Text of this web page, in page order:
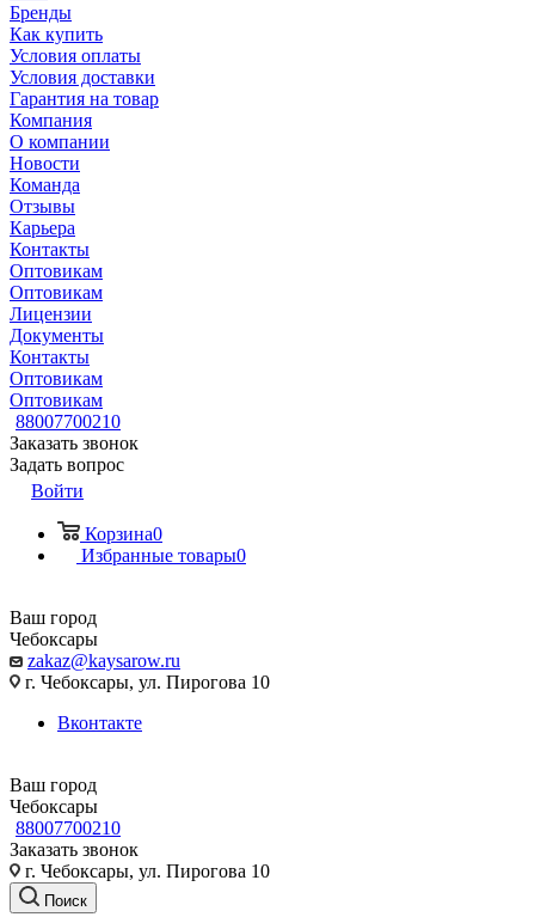
Бренды
Как купить
Условия оплаты
Условия доставки
Гарантия на товар
Компания
О компании
Новости
Команда
Отзывы
Карьера
Контакты
Оптовикам
Оптовикам
Лицензии
Документы
Контакты
Оптовикам
Оптовикам
88007700210
Заказать звонок
Задать вопрос
Войти
Корзина0
Избранные товары0
Ваш город
Чебоксары
zakaz@kaysarow.ru
г. Чебоксары, ул. Пирогова 10
Вконтакте
Ваш город
Чебоксары
88007700210
Заказать звонок
г. Чебоксары, ул. Пирогова 10
Поиск